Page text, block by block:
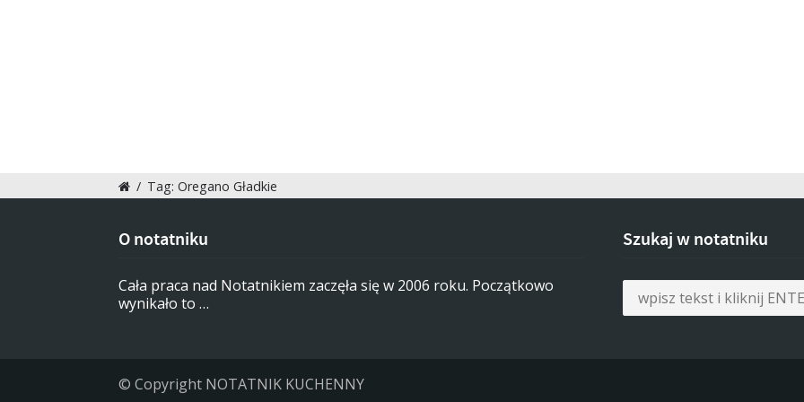
/ Tag: Oregano Gładkie
O notatniku
Cała praca nad Notatnikiem zaczęła się w 2006 roku. Początkowo
wynikało to …
Szukaj w notatniku
© Copyright NOTATNIK KUCHENNY